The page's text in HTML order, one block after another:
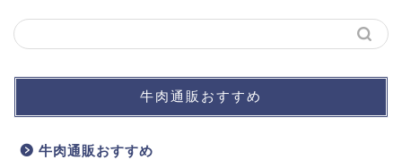
牛肉通販おすすめ
牛肉通販おすすめ